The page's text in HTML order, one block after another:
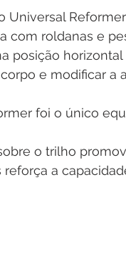
Universal
com roldanas e
posição
e modificar a
foi o único
o trilho
a